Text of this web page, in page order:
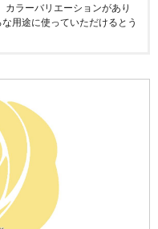
カラーバリエーションがあり
用途に使っていただけるとう